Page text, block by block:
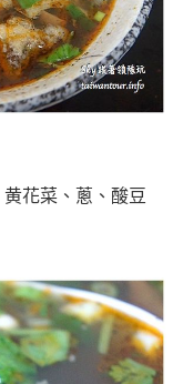
花菜、蔥、酸豆